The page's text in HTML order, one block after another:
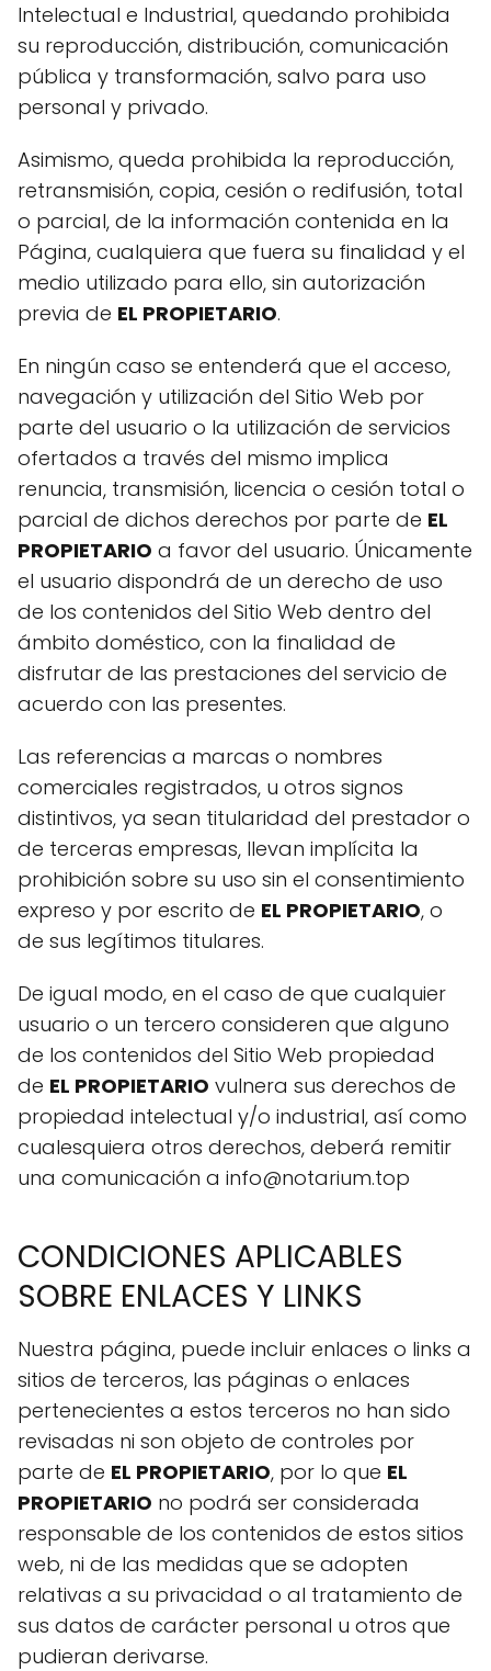
Intelectual e Industrial, quedando prohibida
su reproducción, distribución, comunicación
pública y transformación, salvo para uso
personal y privado.
Asimismo, queda prohibida la reproducción,
retransmisión, copia, cesión o redifusión, total
o parcial, de la información contenida en la
Página, cualquiera que fuera su finalidad y el
medio utilizado para ello, sin autorización
previa de EL PROPIETARIO.
En ningún caso se entenderá que el acceso,
navegación y utilización del Sitio Web por
parte del usuario o la utilización de servicios
ofertados a través del mismo implica
renuncia, transmisión, licencia o cesión total o
parcial de dichos derechos por parte de EL
PROPIETARIO a favor del usuario. Únicamente
el usuario dispondrá de un derecho de uso
de los contenidos del Sitio Web dentro del
ámbito doméstico, con la finalidad de
disfrutar de las prestaciones del servicio de
acuerdo con las presentes.
Las referencias a marcas o nombres
comerciales registrados, u otros signos
distintivos, ya sean titularidad del prestador o
de terceras empresas, llevan implícita la
prohibición sobre su uso sin el consentimiento
expreso y por escrito de EL PROPIETARIO, o
de sus legítimos titulares.
De igual modo, en el caso de que cualquier
usuario o un tercero consideren que alguno
de los contenidos del Sitio Web propiedad
de EL PROPIETARIO vulnera sus derechos de
propiedad intelectual y/o industrial, así como
cualesquiera otros derechos, deberá remitir
una comunicación a info@notarium.top
CONDICIONES APLICABLES
SOBRE ENLACES Y LINKS
Nuestra página, puede incluir enlaces o links a
sitios de terceros, las páginas o enlaces
pertenecientes a estos terceros no han sido
revisadas ni son objeto de controles por
parte de EL PROPIETARIO, por lo que EL
PROPIETARIO no podrá ser considerada
responsable de los contenidos de estos sitios
web, ni de las medidas que se adopten
relativas a su privacidad o al tratamiento de
sus datos de carácter personal u otros que
pudieran derivarse.